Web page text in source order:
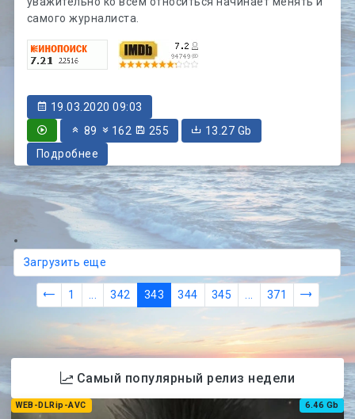
самого журналиста.
19.03.2020 09:03
89
162 255
13.27 Gb
Подробнее
Загрузить еще
1 ... 342 343 344 345 ... 371
Самый популярный релиз недели
WEB-DLRip-AVC 6.46 Gb